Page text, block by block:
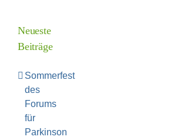
Neueste
Beiträge
Sommerfest
des
Forums
für
Parkinson